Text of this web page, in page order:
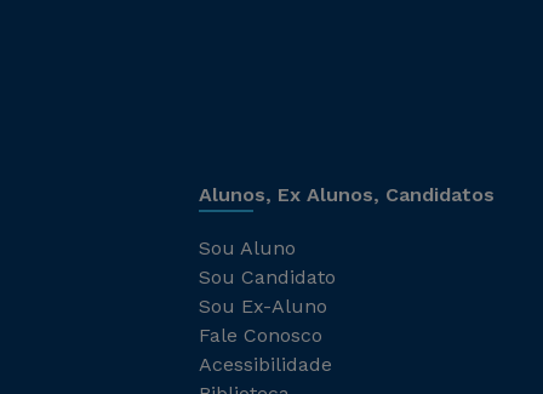
Alunos, Ex Alunos, Candidatos
Sou Aluno
Sou Candidato
Sou Ex-Aluno
Fale Conosco
Acessibilidade